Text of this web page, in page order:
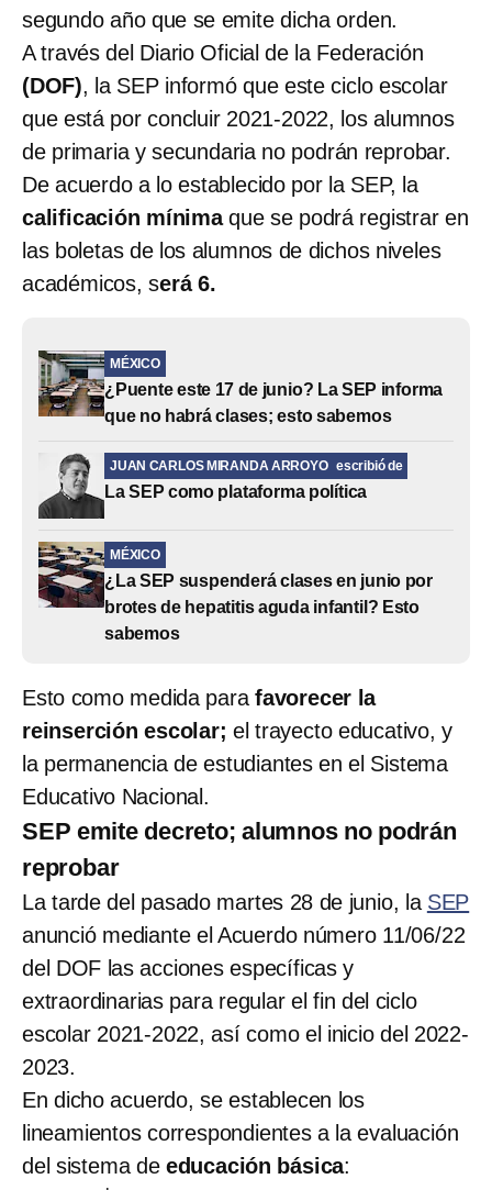
segundo año que se emite dicha orden.
A través del Diario Oficial de la Federación
(DOF), la SEP informó que este ciclo escolar
que está por concluir 2021-2022, los alumnos
de primaria y secundaria no podrán reprobar.
De acuerdo a lo establecido por la SEP, la
calificación mínimaque se podrá registrar en
las boletas de los alumnos de dichos niveles
académicos, será 6.
MÉXICO
¿Puente este 17 de junio? La SEP informa
que no habrá clases; esto sabemos
JUAN CARLOS MIRANDA ARROYO escribió de
La SEP como plataforma política
MÉXICO
¿La SEP suspenderá clases en junio por
brotes de hepatitis aguda infantil? Esto
sabemos
Esto como medida parafavorecer la
reinserción escolar; el trayecto educativo, y
la permanencia de estudiantes en el Sistema
Educativo Nacional.
SEP emite decreto; alumnos no podrán
reprobar
La tarde del pasado martes 28 de junio, la SEP
anunció mediante el Acuerdo número 11/06/22
del DOF las acciones específicas y
extraordinarias para regular el fin del ciclo
escolar 2021-2022, así como el inicio del 2022-
2023.
En dicho acuerdo, se establecen los
lineamientos correspondientes a la evaluación
del sistema deeducación básica: